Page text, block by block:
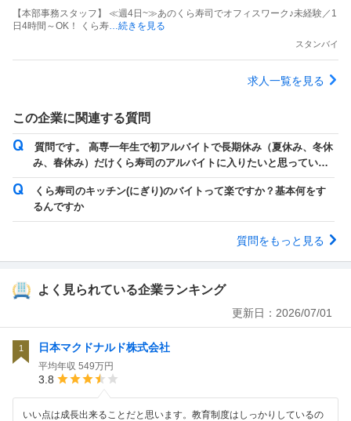
【本部事務スタッフ】 ≪週4日~≫あのくら寿司でオフィスワーク♪未経験／1
日4時間～OK！ くら寿 …続きを見る
スタンバイ
求人一覧を見る
この企業に関連する質問
質問です。 高専一年生で初アルバイトで長期休み（夏休み、冬休
み、春休み）だけくら寿司のアルバイトに入りたいと思っている
んですけどこれって大丈夫ですかね？
くら寿司のキッチン(にぎり)のバイトって楽ですか？基本何をす
るんですか
質問をもっと見る
よく見られている企業ランキング
更新日： 2026/07/01
1 日本マクドナルド株式会社
平均年収 549万円
3.8
いい点は成長出来ることだと思います。教育制度はしっかりしているの